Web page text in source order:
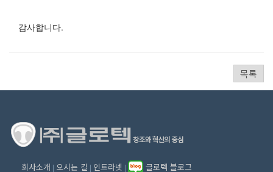
감사합니다.
목록
회사소개 | 오시는 길 | 인트라넷 | 글로텍 블로그